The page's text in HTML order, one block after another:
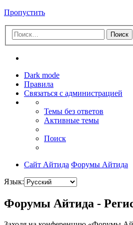
Пропустить
Поиск
Dark mode
Правила
Связаться с администрацией
Темы без ответов
Активные темы
Поиск
Сайт Айтида Форумы Айтида
Язык:
Форумы Айтида -